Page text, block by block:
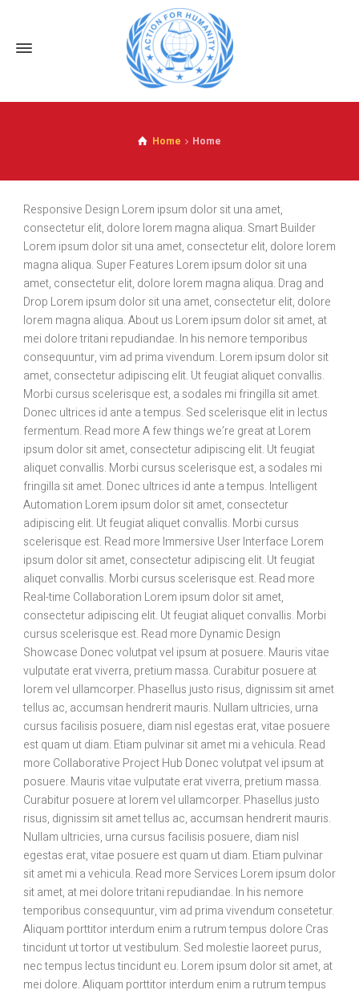
Home Home
Responsive Design Lorem ipsum dolor sit una amet,
consectetur elit, dolore lorem magna aliqua. Smart Builder
Lorem ipsum dolor sit una amet, consectetur elit, dolore lorem
magna aliqua. Super Features Lorem ipsum dolor sit una
amet, consectetur elit, dolore lorem magna aliqua. Drag and
Drop Lorem ipsum dolor sit una amet, consectetur elit, dolore
lorem magna aliqua. About us Lorem ipsum dolor sit amet, at
mei dolore tritani repudiandae. In his nemore temporibus
consequuntur, vim ad prima vivendum. Lorem ipsum dolor sit
amet, consectetur adipiscing elit. Ut feugiat aliquet convallis.
Morbi cursus scelerisque est, a sodales mi fringilla sit amet.
Donec ultrices id ante a tempus. Sed scelerisque elit in lectus
fermentum. Read more A few things we’re great at Lorem
ipsum dolor sit amet, consectetur adipiscing elit. Ut feugiat
aliquet convallis. Morbi cursus scelerisque est, a sodales mi
fringilla sit amet. Donec ultrices id ante a tempus. Intelligent
Automation Lorem ipsum dolor sit amet, consectetur
adipiscing elit. Ut feugiat aliquet convallis. Morbi cursus
scelerisque est. Read more Immersive User Interface Lorem
ipsum dolor sit amet, consectetur adipiscing elit. Ut feugiat
aliquet convallis. Morbi cursus scelerisque est. Read more
Real-time Collaboration Lorem ipsum dolor sit amet,
consectetur adipiscing elit. Ut feugiat aliquet convallis. Morbi
cursus scelerisque est. Read more Dynamic Design
Showcase Donec volutpat vel ipsum at posuere. Mauris vitae
vulputate erat viverra, pretium massa. Curabitur posuere at
lorem vel ullamcorper. Phasellus justo risus, dignissim sit amet
tellus ac, accumsan hendrerit mauris. Nullam ultricies, urna
cursus facilisis posuere, diam nisl egestas erat, vitae posuere
est quam ut diam. Etiam pulvinar sit amet mi a vehicula. Read
more Collaborative Project Hub Donec volutpat vel ipsum at
posuere. Mauris vitae vulputate erat viverra, pretium massa.
Curabitur posuere at lorem vel ullamcorper. Phasellus justo
risus, dignissim sit amet tellus ac, accumsan hendrerit mauris.
Nullam ultricies, urna cursus facilisis posuere, diam nisl
egestas erat, vitae posuere est quam ut diam. Etiam pulvinar
sit amet mi a vehicula. Read more Services Lorem ipsum dolor
sit amet, at mei dolore tritani repudiandae. In his nemore
temporibus consequuntur, vim ad prima vivendum consetetur.
Aliquam porttitor interdum enim a rutrum tempus dolore Cras
tincidunt ut tortor ut vestibulum. Sed molestie laoreet purus,
nec tempus lectus tincidunt eu. Lorem ipsum dolor sit amet, at
mei dolore. Aliquam porttitor interdum enim a rutrum tempus